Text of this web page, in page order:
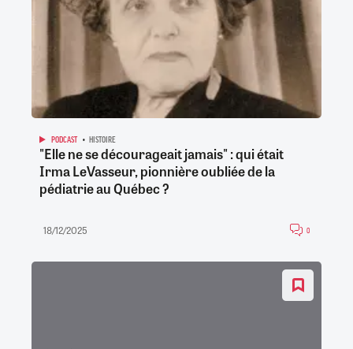
PODCAST HISTOIRE
"Elle ne se décourageait jamais" : qui était
Irma LeVasseur, pionnière oubliée de la
pédiatrie au Québec ?
18/12/2025 0